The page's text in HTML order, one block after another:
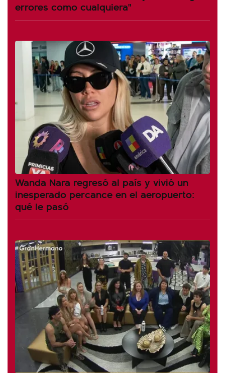
errores como cualquiera"
Wanda Nara regresó al país y vivió un
inesperado percance en el aeropuerto:
qué le pasó